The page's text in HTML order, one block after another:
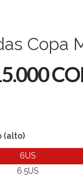
Copa
(alto)
6US
6.5US